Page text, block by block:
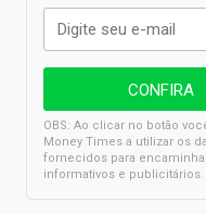
OBS: Ao clicar no botão
Money Times a utilizar os
fornecidos para
informativos e publicitários.